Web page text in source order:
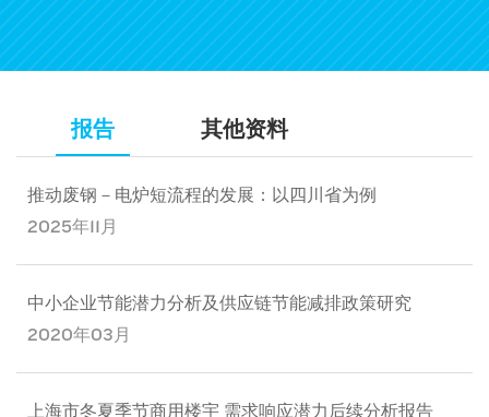
报告 其他资料
推动废钢－电炉短流程的发展：以四川省为例
2025年11月
中小企业节能潜力分析及供应链节能减排政策研究
2020年03月
上海市冬夏季节商用楼宇 需求响应潜力后续分析报告